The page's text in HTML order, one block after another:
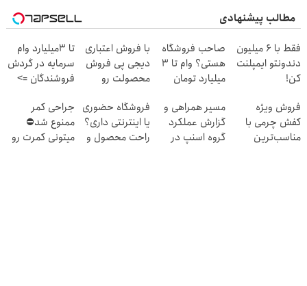
مطالب پیشنهادی
فقط با 6 میلیون
دندونتو ایمپلنت
کن!
صاحب فروشگاه
هستی؟ وام تا ۳
میلیارد تومان
با فروش اعتباری
دیجی پی فروش
محصولت رو
تا 3میلیارد وام
سرمایه در گردش
فروشندگان =>
ثبت کن
فروش ویژه
کفش چرمی با
مناسب‌ترین
مسیر همراهی و
گزارش عملکرد
گروه اسنپ در
فروشگاه حضوری
یا اینترنتی داری؟
راحت محصول و
جراحی کمر
ممنوع شد⛔
میتونی کمرت رو